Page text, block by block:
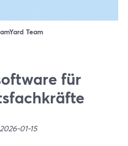
Team
für
01-15